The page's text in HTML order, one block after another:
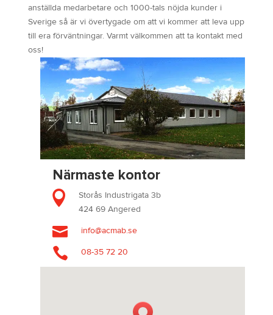
anställda medarbetare och 1000-tals nöjda kunder i
Sverige så är vi övertygade om att vi kommer att leva upp
till era förväntningar. Varmt välkommen att ta kontakt med
oss!
Närmaste kontor

Storås Industrigata 3b
424 69 Angered
 info@acmab.se
 08-35 72 20